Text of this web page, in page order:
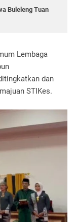
Buleleng Tuan
Lembaga
dan
STIKes.